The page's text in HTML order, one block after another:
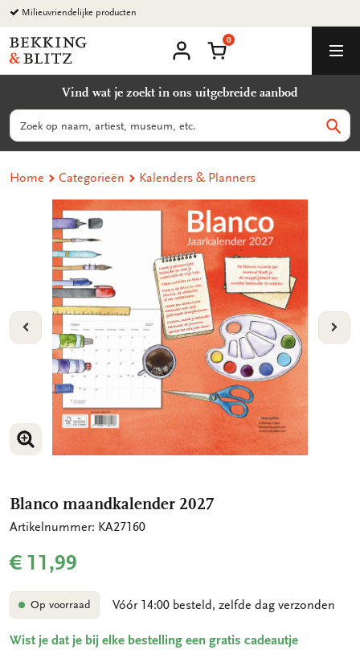
Ga
naar
content
Milieuvriendelijke producten
Bekking
&
B.V.
account
Winkelmand
0
Vind wat je zoekt in ons uitgebreide aanbod
Zoeken
Home Categorieën Kalenders & Planners
VORIGE
VERGROOT AFBEELDING
VERGROOT AFBEELDING
Blanco maandkalender 2027
Artikelnummer: KA27160
€ 11,99
Op voorraad Vóór 14:00 besteld, zelfde dag verzonden
Wist je dat je bij elke bestelling een gratis cadeautje